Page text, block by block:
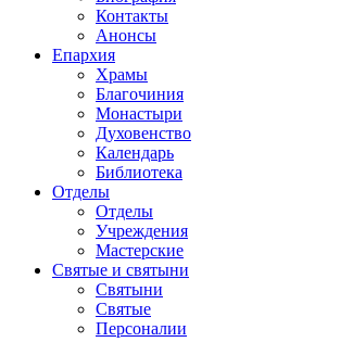
Контакты
Анонсы
Епархия
Храмы
Благочиния
Монастыри
Духовенство
Календарь
Библиотека
Отделы
Отделы
Учреждения
Мастерские
Святые и святыни
Cвятыни
Cвятые
Персоналии